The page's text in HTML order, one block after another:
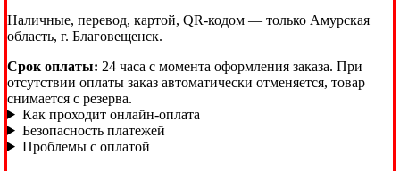
Наличные, перевод, картой, QR-кодом — только Амурская
область, г. Благовещенск.
Срок оплаты: 24 часа с момента оформления заказа. При
отсутствии оплаты заказ автоматически отменяется, товар
снимается с резерва.
Как проходит онлайн-оплата
Безопасность платежей
Проблемы с оплатой